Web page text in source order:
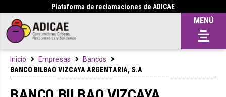
Plataforma de reclamaciones de ADICAE
MENÚ
Inicio Empresas
Bancos
BANCO BILBAO VIZCAYA ARGENTARIA, S.A